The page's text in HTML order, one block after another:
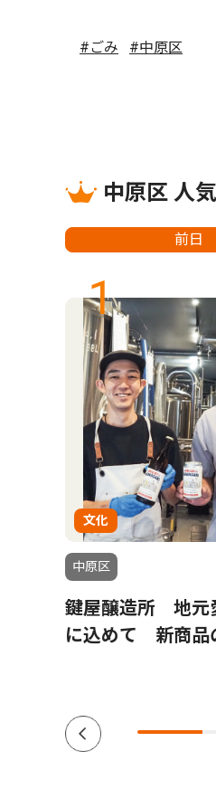
#ごみ #中原区
中原区 人
前日
1
文化
中原区
鍵屋醸造所 地元
に込めて 新商品